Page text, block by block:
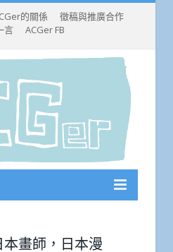
的關係
徵稿與推廣合作
言
ACGer FB
畫師，日本漫